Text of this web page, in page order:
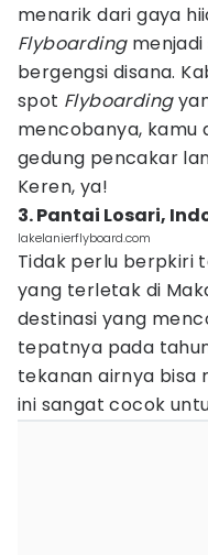
menarik dari gaya
Flyboardingmenjadi
bergengsi disana.
spot Flyboarding
mencobanya, kamu
gedung pencakar
Keren, ya!
3. Pantai Losari,
lakelanierflyboard.com
Tidak perlu berpkiri
yang terletak di
destinasi yang
tepatnya pada
tekanan airnya bisa
ini sangat cocok